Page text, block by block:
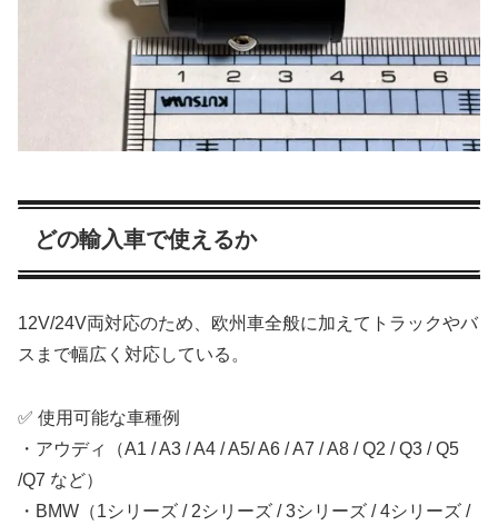
どの輸入車で使えるか
12V/24V両対応のため、欧州車全般に加えてトラックやバ
スまで幅広く対応している。
✅ 使用可能な車種例
・アウディ（A1 / A3 / A4 / A5/ A6 / A7 / A8 / Q2 / Q3 / Q5
/Q7 など）
・BMW（1シリーズ / 2シリーズ / 3シリーズ / 4シリーズ /